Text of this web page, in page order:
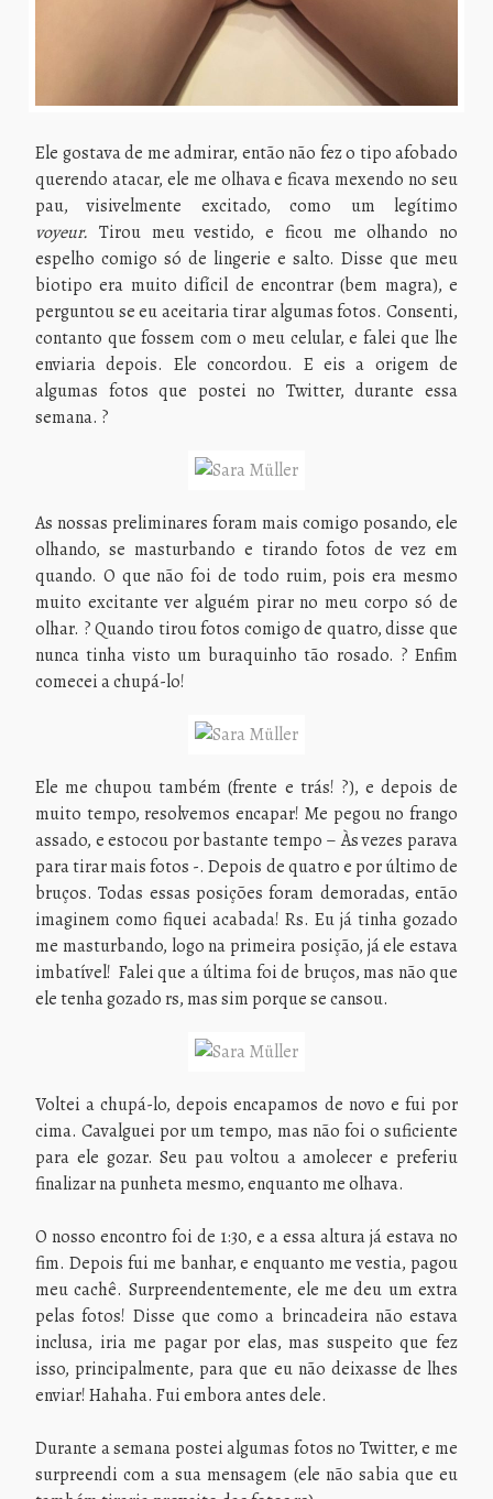
Ele gostava de me admirar, então não fez o tipo afobado
querendo atacar, ele me olhava e ficava mexendo no seu
pau, visivelmente excitado, como um legítimo
voyeur. Tirou meu vestido, e ficou me olhando no
espelho comigo só de lingerie e salto. Disse que meu
biotipo era muito difícil de encontrar (bem magra), e
perguntou se eu aceitaria tirar algumas fotos. Consenti,
contanto que fossem com o meu celular, e falei que lhe
enviaria depois. Ele concordou. E eis a origem de
algumas fotos que postei no Twitter, durante essa
semana. ?
As nossas preliminares foram mais comigo posando, ele
olhando, se masturbando e tirando fotos de vez em
quando. O que não foi de todo ruim, pois era mesmo
muito excitante ver alguém pirar no meu corpo só de
olhar. ? Quando tirou fotos comigo de quatro, disse que
nunca tinha visto um buraquinho tão rosado. ? Enfim
comecei a chupá-lo!
Ele me chupou também (frente e trás! ?), e depois de
muito tempo, resolvemos encapar! Me pegou no frango
assado, e estocou por bastante tempo – Às vezes parava
para tirar mais fotos -. Depois de quatro e por último de
bruços. Todas essas posições foram demoradas, então
imaginem como fiquei acabada! Rs. Eu já tinha gozado
me masturbando, logo na primeira posição, já ele estava
imbatível! Falei que a última foi de bruços, mas não que
ele tenha gozado rs, mas sim porque se cansou.
Voltei a chupá-lo, depois encapamos de novo e fui por
cima. Cavalguei por um tempo, mas não foi o suficiente
para ele gozar. Seu pau voltou a amolecer e preferiu
finalizar na punheta mesmo, enquanto me olhava.
O nosso encontro foi de 1:30, e a essa altura já estava no
fim. Depois fui me banhar, e enquanto me vestia, pagou
meu cachê. Surpreendentemente, ele me deu um extra
pelas fotos! Disse que como a brincadeira não estava
inclusa, iria me pagar por elas, mas suspeito que fez
isso, principalmente, para que eu não deixasse de lhes
enviar! Hahaha. Fui embora antes dele.
Durante a semana postei algumas fotos no Twitter, e me
surpreendi com a sua mensagem (ele não sabia que eu